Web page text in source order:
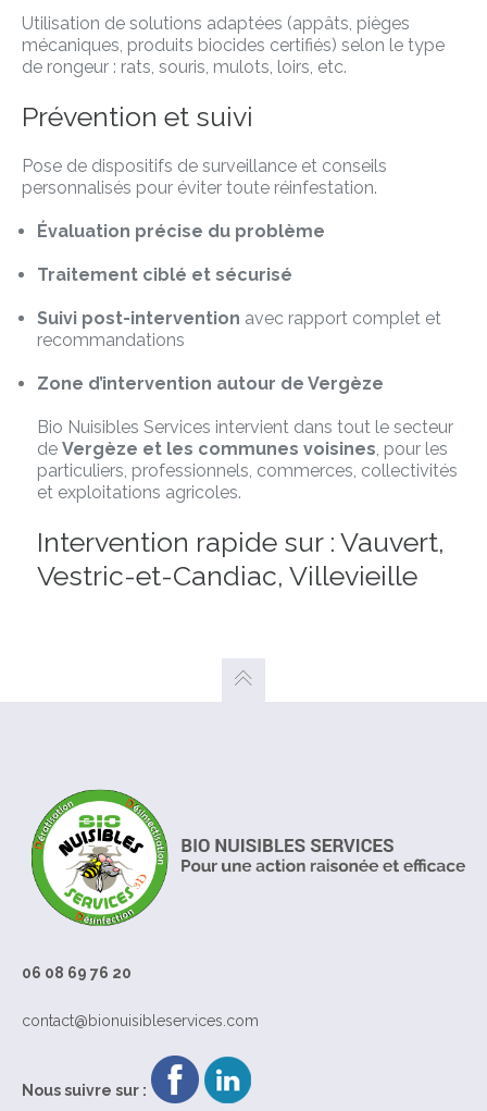
Utilisation de solutions adaptées (appâts, pièges
mécaniques, produits biocides certifiés) selon le type
de rongeur : rats, souris, mulots, loirs, etc.
Prévention et suivi
Pose de dispositifs de surveillance et conseils
personnalisés pour éviter toute réinfestation.
Évaluation précise du problème
Traitement ciblé et sécurisé
Suivi post-intervention avec rapport complet et
recommandations
Zone d’intervention autour de Vergèze
Bio Nuisibles Services intervient dans tout le secteur
de Vergèze et les communes voisines, pour les
particuliers, professionnels, commerces, collectivités
et exploitations agricoles.
Intervention rapide sur : Vauvert,
Vestric-et-Candiac, Villevieille
06 08 69 76 20
contact@bionuisibleservices.com
Nous suivre sur :